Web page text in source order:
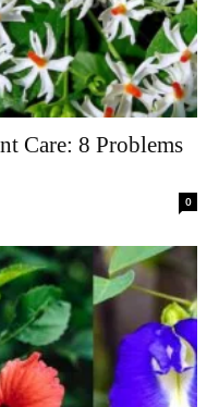
Care: 8 Problems
0